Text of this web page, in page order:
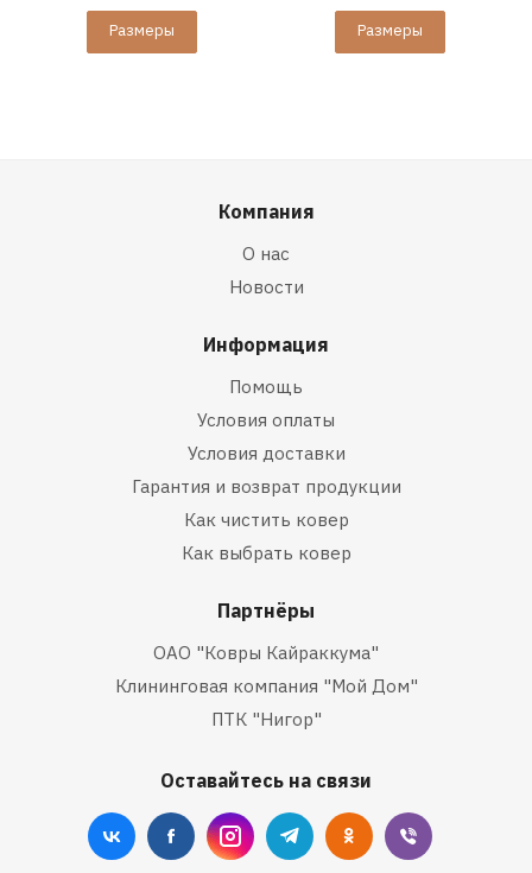
Размеры Размеры
Компания
О нас
Новости
Информация
Помощь
Условия оплаты
Условия доставки
Гарантия и возврат продукции
Как чистить ковер
Как выбрать ковер
Партнёры
ОАО "Ковры Кайраккума"
Клининговая компания "Мой Дом"
ПТК "Нигор"
Оставайтесь на связи